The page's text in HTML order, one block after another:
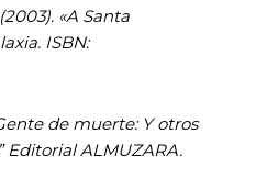
«A Santa
ISBN:
de muerte: Y otros
Editorial ALMUZARA.